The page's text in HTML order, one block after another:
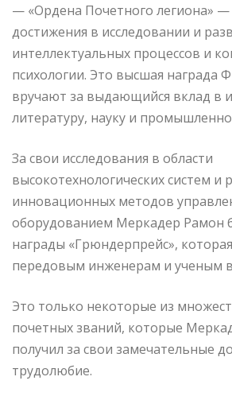
— «Ордена Почетного легиона» —
достижения в исследовании и
интеллектуальных процессов и
психологии. Это высшая награда
вручают за выдающийся вклад в
литературу, науку и
За свои исследования в области
высокотехнологических систем и
инновационных методов
оборудованием Меркадер Рамон
награды «Грюндерпрейс»,
передовым инженерам и ученым
Это только некоторые из
почетных званий, которые
получил за свои замечательные
трудолюбие.